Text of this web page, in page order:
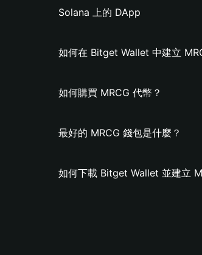
Solana 上的 DApp
如何在 Bitget Wallet 中建立
如何購買 MRCG 代幣？
最好的 MRCG 錢包是什麼？
如何下載 Bitget Wallet 並建立